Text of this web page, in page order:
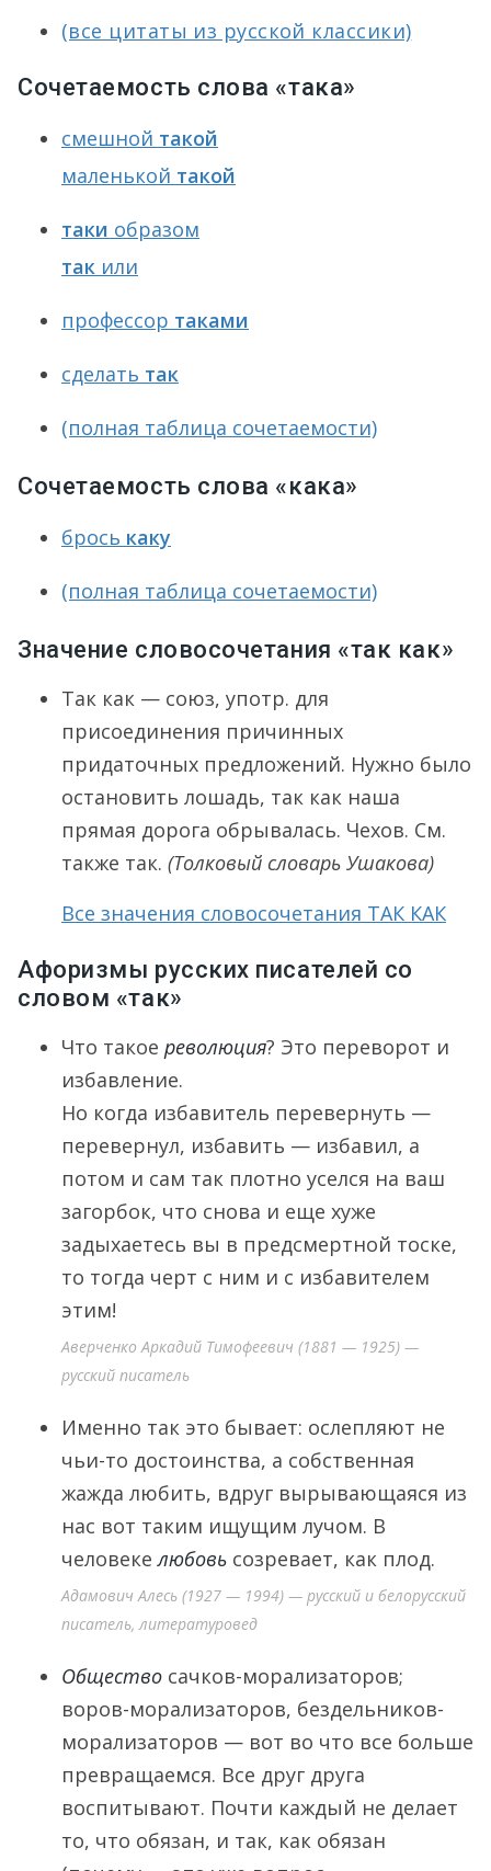
(все цитаты из русской классики)
Сочетаемость слова «така»
смешной такой
маленькой такой
таки образом
так или
профессор таками
сделать так
(полная таблица сочетаемости)
Сочетаемость слова «кака»
брось каку
(полная таблица сочетаемости)
Значение словосочетания «так как»
Так как — союз, употр. для
присоединения причинных
придаточных предложений. Нужно было
остановить лошадь, так как наша
прямая дорога обрывалась. Чехов. См.
также так. (Толковый словарь Ушакова)
Все значения словосочетания ТАК КАК
Афоризмы русских писателей со
словом «так»
Что такое революция? Это переворот и
избавление.
Но когда избавитель перевернуть —
перевернул, избавить — избавил, а
потом и сам так плотно уселся на ваш
загорбок, что снова и еще хуже
задыхаетесь вы в предсмертной тоске,
то тогда черт с ним и с избавителем
этим!
Аверченко Аркадий Тимофеевич (1881 — 1925) —
русский писатель
Именно так это бывает: ослепляют не
чьи-то достоинства, а собственная
жажда любить, вдруг вырывающаяся из
нас вот таким ищущим лучом. В
человекелюбовь созревает, как плод.
Адамович Алесь (1927 — 1994) — русский и белорусский
писатель, литературовед
Общество сачков-морализаторов;
воров-морализаторов, бездельников-
морализаторов — вот во что все больше
превращаемся. Все друг друга
воспитывают. Почти каждый не делает
то, что обязан, и так, как обязан